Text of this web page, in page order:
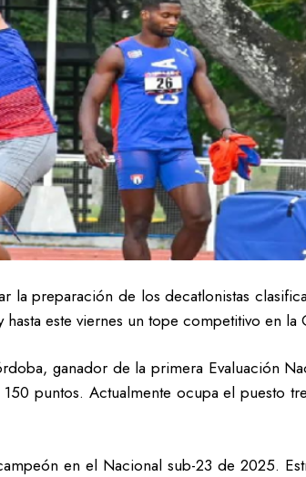
la preparación de los decatlonistas
este viernes un tope competitivo en la
ganador de la primera Evaluación
puntos. Actualmente ocupa el puesto
en el Nacional sub-23 de 2025.